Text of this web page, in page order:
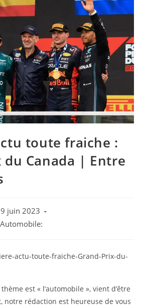
toute fraiche :
du Canada | Entre
juin 2023
est « l’automobile », vient d’être
notre rédaction est heureuse de vous